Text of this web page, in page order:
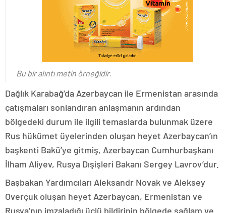
Bu bir alıntı metin örneğidir.
Dağlık Karabağ’da Azerbaycan ile Ermenistan arasında
çatışmaları sonlandıran anlaşmanın ardından
bölgedeki durum ile ilgili temaslarda bulunmak üzere
Rus hükümet üyelerinden oluşan heyet Azerbaycan’ın
başkenti Bakü’ye gitmiş, Azerbaycan Cumhurbaşkanı
İlham Aliyev, Rusya Dışişleri Bakanı Sergey Lavrov’dur.
Başbakan Yardımcıları Aleksandr Novak ve Aleksey
Overçuk oluşan heyet Azerbaycan, Ermenistan ve
Rusya’nın imzaladığı üçlü bildirinin bölgede sağlam ve